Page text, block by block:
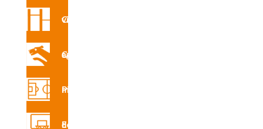
Circuito vita
Circuito canino agility
Pistas multideporte
Equipamiento deportivo